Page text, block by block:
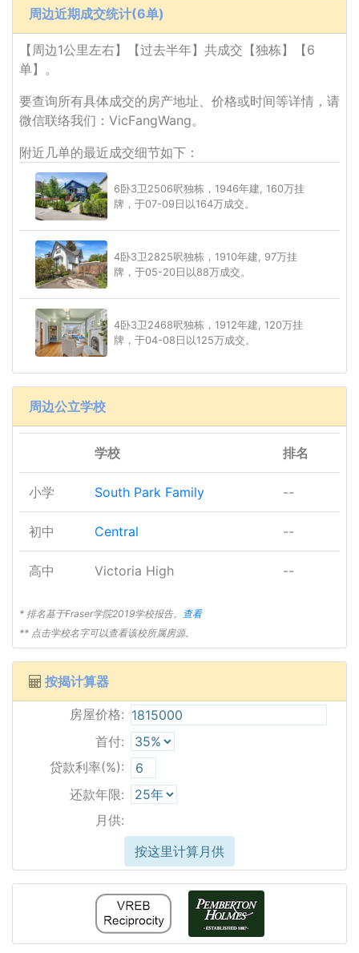
周边近期成交统计(6单)
【周边1公里左右】【过去半年】共成交【独栋】【6
单】。
要查询所有具体成交的房产地址、价格或时间等详情，请
微信联络我们：VicFangWang。
附近几单的最近成交细节如下：
6卧3卫2506呎独栋，1946年建, 160万挂
牌，于07-09日以164万成交。
4卧3卫2825呎独栋，1910年建, 97万挂
牌，于05-20日以88万成交。
4卧3卫2468呎独栋，1912年建, 120万挂
牌，于04-08日以125万成交。
周边公立学校
学校 排名
小学 South Park Family --
初中 Central --
高中 Victoria High --
* 排名基于Fraser学院2019学校报告。 查看
** 点击学校名字可以查看该校所属房源。
按揭计算器
房屋价格:
首付:
贷款利率(%):
还款年限:
月供:
按这里计算月供